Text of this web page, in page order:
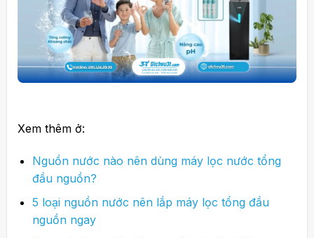
Xem thêm ở:
Nguồn nước nào nên dùng máy lọc nước tổng
đầu nguồn?
5 loại nguồn nước nên lắp máy lọc tổng đầu
nguồn ngay